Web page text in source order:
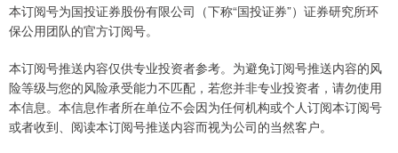
本订阅号为国投证券股份有限公司（下称“国投证券”）证券研究所环
保公用团队的官方订阅号。
本订阅号推送内容仅供专业投资者参考。为避免订阅号推送内容的风
险等级与您的风险承受能力不匹配，若您并非专业投资者，请勿使用
本信息。本信息作者所在单位不会因为任何机构或个人订阅本订阅号
或者收到、阅读本订阅号推送内容而视为公司的当然客户。